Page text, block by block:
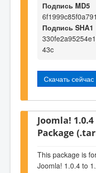
Подпись MD5
Подпись SHA1
43c
Скачать сейчас
Joomla!
Package
This package is
Joomla! 1.0.4 to